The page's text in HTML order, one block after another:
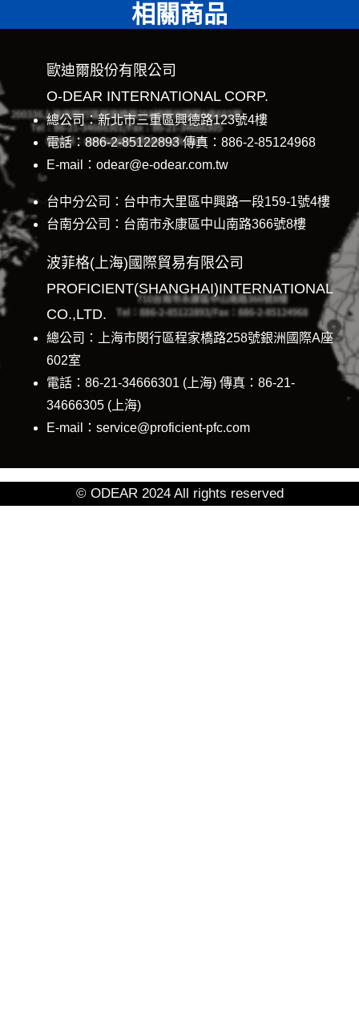
相關商品
歐迪爾股份有限公司
O-DEAR INTERNATIONAL CORP.
總公司：新北市三重區興德路123號4樓
電話：886-2-85122893 傳真：886-2-85124968
E-mail：odear@e-odear.com.tw
台中分公司：台中市大里區中興路一段159-1號4樓
台南分公司：台南市永康區中山南路366號8樓
波菲格(上海)國際貿易有限公司
PROFICIENT(SHANGHAI)INTERNATIONAL
CO.,LTD.
總公司：上海市閔行區程家橋路258號銀洲國際A座
602室
電話：86-21-34666301 (上海) 傳真：86-21-
34666305 (上海)
E-mail：service@proficient-pfc.com
© ODEAR 2024 All rights reserved